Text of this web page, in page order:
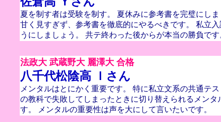
夏を制す者は受験を制す。 夏休みに参考書を完璧にし
甘く見すぎず、参考書を徹底的にやるべきです。 私立
うにしましょう。 共テ終わった後からが本当の勝負です
法政大 武蔵野大 麗澤大 合格
八千代松陰高 Ｉさん
メンタルはとにかく重要です。 特に私立文系の共通テ
の教科で失敗してしまったときに切り替えられるメンタ
す。 メンタルの重要性は声を大にして言いたいです。